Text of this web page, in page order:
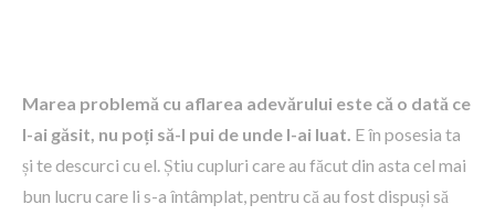
Marea problemă cu aflarea adevărului este că o dată ce
l-ai găsit, nu poți să-l pui de unde l-ai luat. E în posesia ta
și te descurci cu el. Știu cupluri care au făcut din asta cel mai
bun lucru care li s-a întâmplat, pentru că au fost dispuși să